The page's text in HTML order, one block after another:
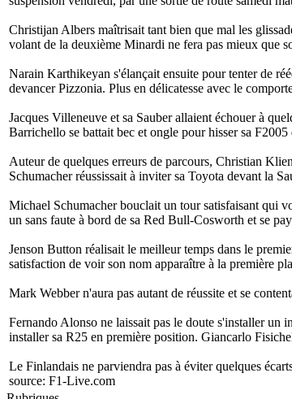
Christijan Albers maîtrisait tant bien que mal les
volant de la deuxième Minardi ne fera pas mieux que
Narain Karthikeyan s'élançait ensuite pour tenter de
devancer Pizzonia. Plus en délicatesse avec le
Jacques Villeneuve et sa Sauber allaient échouer à
Barrichello se battait bec et ongle pour hisser sa
Auteur de quelques erreurs de parcours, Christian
Schumacher réussissait à inviter sa Toyota devant la
Michael Schumacher bouclait un tour satisfaisant qui
un sans faute à bord de sa Red Bull-Cosworth et se
Jenson Button réalisait le meilleur temps dans le
satisfaction de voir son nom apparaître à la première
Mark Webber n'aura pas autant de réussite et se
Fernando Alonso ne laissait pas le doute s'installer un
installer sa R25 en première position. Giancarlo
Le Finlandais ne parviendra pas à éviter quelques
source: F1-Live.com